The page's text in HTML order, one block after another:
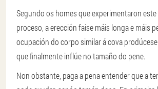
Segundo os homes que experimentaron
proceso, a erección faise máis longa e máis
ocupación do corpo similar á cova
que finalmente inflúe no tamaño do pene.
Non obstante, paga a pena entender que a